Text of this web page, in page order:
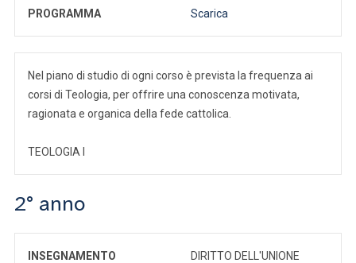
PROGRAMMA Scarica
Nel piano di studio di ogni corso è prevista la frequenza ai
corsi di Teologia, per offrire una conoscenza motivata,
ragionata e organica della fede cattolica.
TEOLOGIA I
2° anno
INSEGNAMENTO DIRITTO DELL'UNIONE